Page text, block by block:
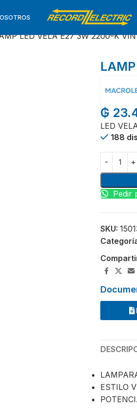
LED VELA E27 3W 2200ºK
₲
LED
188
Pedir
SKU:
ESTILO